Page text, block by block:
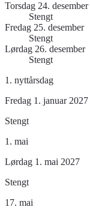
Torsdag 24. desember
Stengt
Fredag 25. desember
Stengt
Lørdag 26. desember
Stengt
1. nyttårsdag
Fredag 1. januar 2027
Stengt
1. mai
Lørdag 1. mai 2027
Stengt
17. mai